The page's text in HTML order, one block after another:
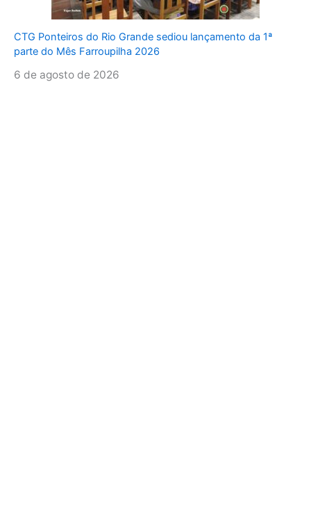
CTG Ponteiros do Rio Grande sediou lançamento da 1ª
parte do Mês Farroupilha 2026
6 de agosto de 2026